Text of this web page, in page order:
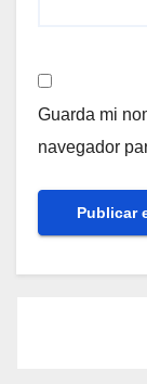
Guarda mi
navegador